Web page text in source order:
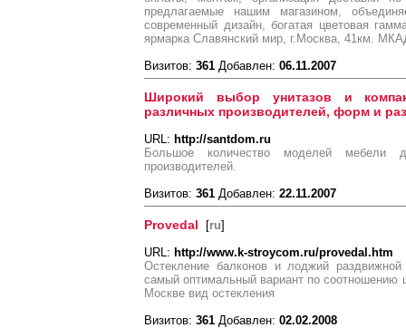
предлагаемые нашим магазином,
современный дизайн, богатая цветовая
ярмарка Славянский мир, г.Москва, 41км.
Визитов: 361 Добавлен: 06.11.2007
Широкий выбор унитазов и
различных производителей, форм и
URL: http://santdom.ru
Большое количество моделей
производителей.
Визитов: 361 Добавлен: 22.11.2007
Provedal [ru]
URL: http://www.k-stroycom.ru/provedal.htm
Остекление балконов и лоджий
самый оптимальный вариант по соотношению
Москве вид остекления
Визитов: 361 Добавлен: 02.02.2008